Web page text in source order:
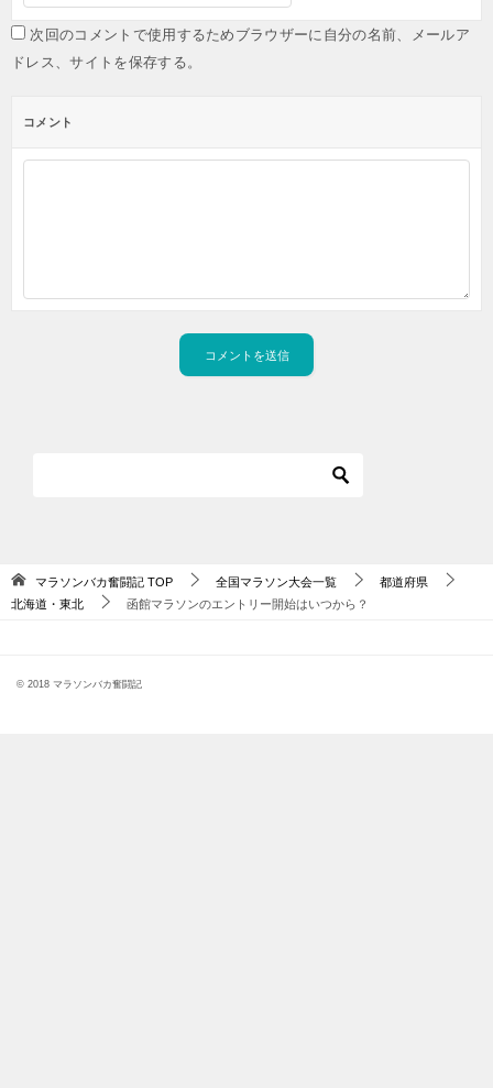
次回のコメントで使用するためブラウザーに自分の名前、メールア
ドレス、サイトを保存する。
コメント
マラソンバカ奮闘記 TOP 全国マラソン大会一覧
都道府県
北海道・東北
函館マラソンのエントリー開始はいつから？
© 2018 マラソンバカ奮闘記